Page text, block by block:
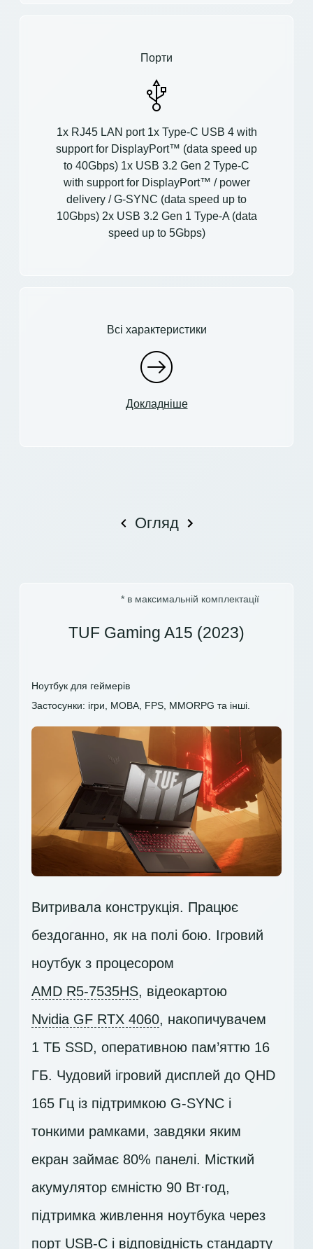
Порти
1x RJ45 LAN port 1x Type-C USB 4 with
support for DisplayPort™ (data speed up
to 40Gbps) 1x USB 3.2 Gen 2 Type-C
with support for DisplayPort™ / power
delivery / G-SYNC (data speed up to
10Gbps) 2x USB 3.2 Gen 1 Type-A (data
speed up to 5Gbps)
Всі характеристики
Докладніше
Огляд
* в максимальній комплектації
TUF Gaming A15 (2023)
Ноутбук для геймерів
Застосунки: ігри, MOBA, FPS, MMORPG та інші.
Витривала конструкція. Працює
бездоганно, як на полі бою. Ігровий
ноутбук з процесором
AMD R5-7535HS, відеокартою
Nvidia GF RTX 4060, накопичувачем
1 ТБ SSD, оперативною пам’яттю 16
ГБ. Чудовий ігровий дисплей до QHD
165 Гц із підтримкою G-SYNC і
тонкими рамками, завдяки яким
екран займає 80% панелі. Місткий
акумулятор ємністю 90 Вт⋅год,
підтримка живлення ноутбука через
порт USB-C і відповідність стандарту